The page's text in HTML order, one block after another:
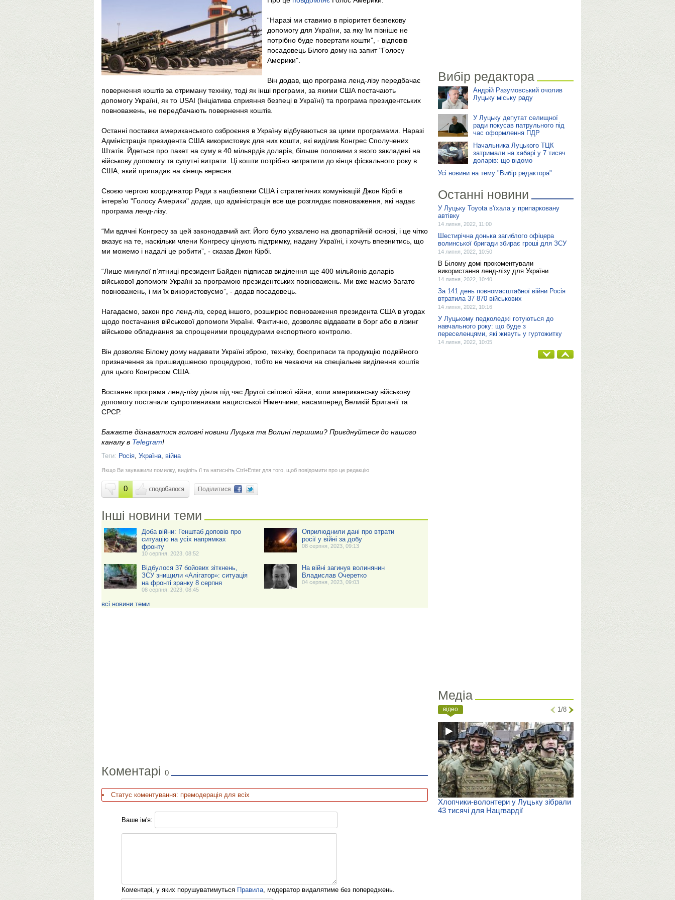
“Наразі ми ставимо в пріоритет безпекову
допомогу для України, за яку їм пізніше не
потрібно буде повертати кошти”, - відповів
посадовець Білого дому на запит "Голосу
Америки".
Він додав, що програма ленд-лізу передбачає
повернення коштів за отриману техніку, тоді як інші програми, за якими США постачають
допомогу Україні, як то USAI (Ініціатива сприяння безпеці в Україні) та програма президентських
повноважень, не передбачають повернення коштів.
Останні поставки американського озброєння в Україну відбуваються за цими програмами. Наразі
Адміністрація президента США використовує для них кошти, які виділив Конгрес Сполучених
Штатів. Йдеться про пакет на суму в 40 мільярдів доларів, більше половини з якого закладені на
військову допомогу та супутні витрати. Ці кошти потрібно витратити до кінця фіскального року в
США, який припадає на кінець вересня.
Своєю чергою координатор Ради з нацбезпеки США і стратегічних комунікацій Джон Кірбі в
інтервʼю "Голосу Америки" додав, що адміністрація все ще розглядає повноваження, які надає
програма ленд-лізу.
“Ми вдячні Конгресу за цей законодавчий акт. Його було ухвалено на двопартійній основі, і це чітко
вказує на те, наскільки члени Конгресу цінують підтримку, надану Україні, і хочуть впевнитись, що
ми можемо і надалі це робити”, - сказав Джон Кірбі.
“Лише минулої п’ятниці президент Байден підписав виділення ще 400 мільйонів доларів
військової допомоги Україні за програмою президентських повноважень. Ми вже маємо багато
повноважень, і ми їх використовуємо”, - додав посадовець.
Нагадаємо, закон про ленд-ліз, серед іншого, розширює повноваження президента США в угодах
щодо постачання військової допомоги Україні. Фактично, дозволяє віддавати в борг або в лізинг
військове обладнання за спрощеними процедурами експортного контролю.
Він дозволяє Білому дому надавати Україні зброю, техніку, боєприпаси та продукцію подвійного
призначення за пришвидшеною процедурою, тобто не чекаючи на спеціальне виділення коштів
для цього Конгресом США.
Востаннє програма ленд-лізу діяла під час Другої світової війни, коли американську військову
допомогу постачали супротивникам нацистської Німеччини, насамперед Великій Британії та
СРСР.
Бажаєте дізнаватися головні новини Луцька та Волині першими? Приєднуйтеся до нашого
каналу в Telegram!
Теги: Росія, Україна, війна
Якщо Ви зауважили помилку, виділіть її та натисніть Ctrl+Enter для того, щоб повідомити про це редакцію
0 Поділитися
Інші новини теми
Доба війни: Генштаб доповів про
ситуацію на усіх напрямках
фронту
10 серпня, 2023, 08:52
Оприлюднили дані про втрати
росії у війні за добу
08 серпня, 2023, 09:13
Відбулося 37 бойових зіткнень,
ЗСУ знищили «Алігатор»: ситуація
на фронті зранку 8 серпня
08 серпня, 2023, 08:45
На війні загинув волинянин
Владислав Очеретко
04 серпня, 2023, 09:03
всі новини теми
Коментарі 0
Статус коментування: премодерація для всіх
Ваше ім'я:
Коментарі, у яких порушуватимуться Правила, модератор видалятиме без попереджень.
Вибір редактора
Андрій Разумовський очолив
Луцьку міську раду
У Луцьку депутат селищної
ради покусав патрульного під
час оформлення ПДР
Начальника Луцького ТЦК
затримали на хабарі у 7 тисяч
доларів: що відомо
Усі новини на тему "Вибір редактора"
Останні новини
У Луцьку Toyota в'їхала у припарковану
автівку
14 липня, 2022, 11:00
Шестирічна донька загиблого офіцера
волинської бригади збирає гроші для ЗСУ
14 липня, 2022, 10:50
В Білому домі прокоментували
використання ленд-лізу для України
14 липня, 2022, 10:40
За 141 день повномасштабної війни Росія
втратила 37 870 військових
14 липня, 2022, 10:16
У Луцькому педколеджі готуються до
навчального року: що буде з
переселенцями, які живуть у гуртожитку
14 липня, 2022, 10:05
Медіа
відео 1/8
Хлопчики-волонтери у Луцьку зібрали
43 тисячі для Нацгвардії